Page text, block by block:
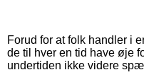
Forud for at folk handler i
de til hver en tid have øje
undertiden ikke videre